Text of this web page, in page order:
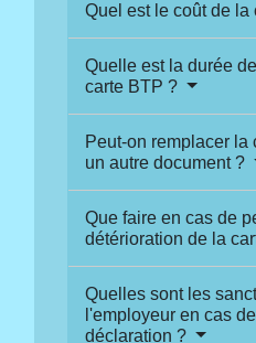
Quel est le coût de la
Quelle est la durée
carte BTP ?
Peut-on remplacer la
un autre document ?
Que faire en cas de
détérioration de la
Quelles sont les
l'employeur en cas
déclaration ?